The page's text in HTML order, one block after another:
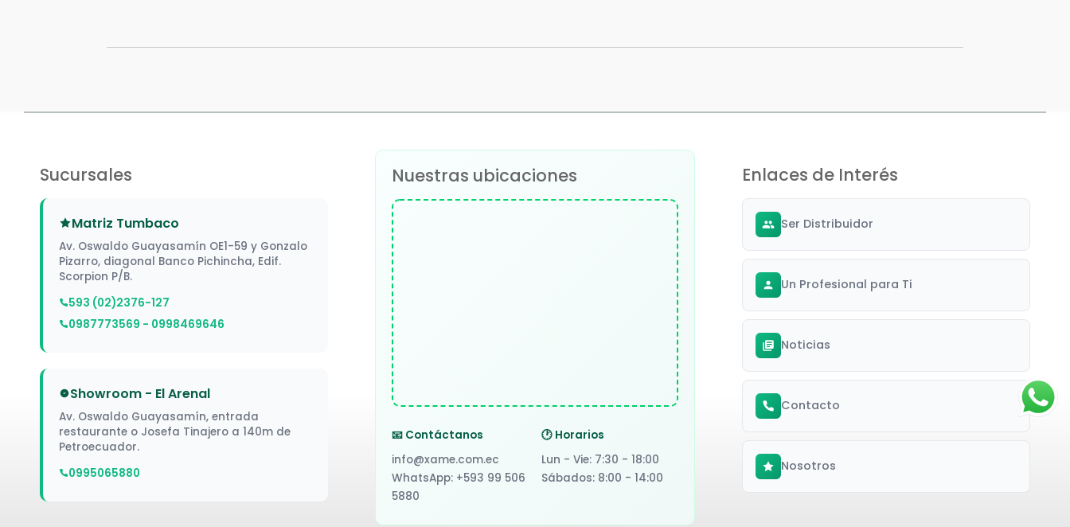
Sucursales
Matriz Tumbaco
Av. Oswaldo Guayasamín OE1-59 y Gonzalo
Pizarro, diagonal Banco Pichincha, Edif.
Scorpion P/B.
593 (02)2376-127
0987773569 - 0998469646
Showroom - El Arenal
Av. Oswaldo Guayasamín, entrada
restaurante o Josefa Tinajero a 140m de
Petroecuador.
0995065880
Nuestras ubicaciones
📧 Contáctanos
info@xame.com.ec
WhatsApp: +593 99 506
5880
🕐 Horarios
Lun - Vie: 7:30 - 18:00
Sábados: 8:00 - 14:00
Enlaces de Interés
Ser Distribuidor
Un Profesional para Ti
Noticias
Contacto
Nosotros